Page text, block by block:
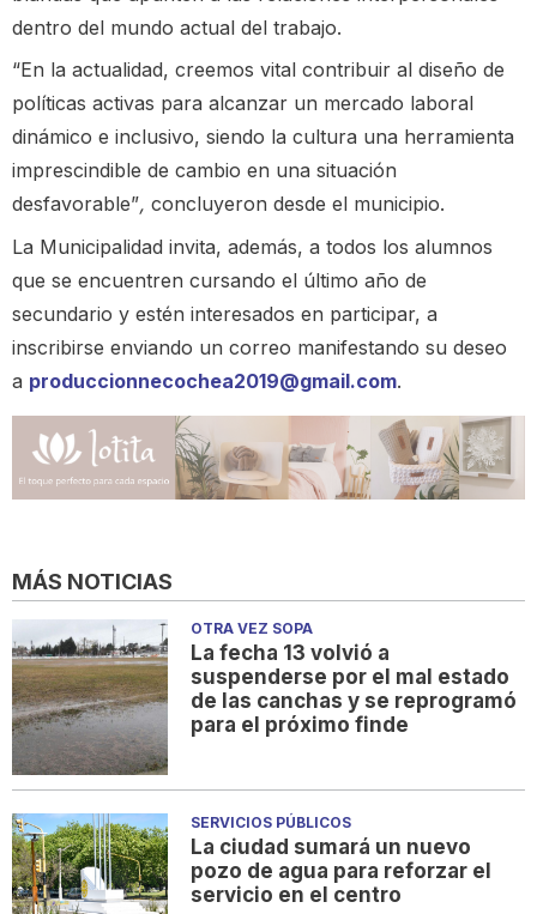
dentro del mundo actual del trabajo.
“En la actualidad, creemos vital contribuir al diseño de
políticas activas para alcanzar un mercado laboral
dinámico e inclusivo, siendo la cultura una herramienta
imprescindible de cambio en una situación
desfavorable”, concluyeron desde el municipio.
La Municipalidad invita, además, a todos los alumnos
que se encuentren cursando el último año de
secundario y estén interesados en participar, a
inscribirse enviando un correo manifestando su deseo
a produccionnecochea2019@gmail.com.
MÁS NOTICIAS
OTRA VEZ SOPA
La fecha 13 volvió a
suspenderse por el mal estado
de las canchas y se reprogramó
para el próximo finde
SERVICIOS PÚBLICOS
La ciudad sumará un nuevo
pozo de agua para reforzar el
servicio en el centro